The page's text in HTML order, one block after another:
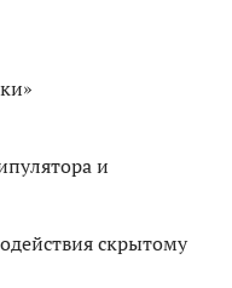
и
скрытому